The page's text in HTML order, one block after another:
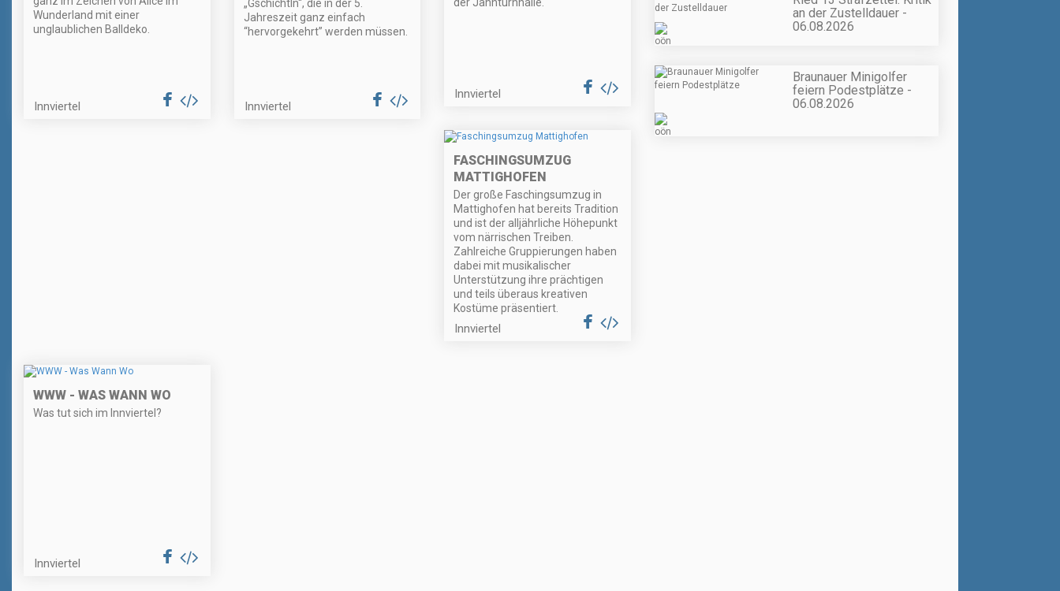
Wunderland mit einer
unglaublichen Balldeko.
Innviertel
„Gschichtln“, die in der 5.
Jahreszeit ganz einfach
“hervorgekehrt” werden müssen.
Innviertel
Innviertel
FASCHINGSUMZUG
MATTIGHOFEN
Der große Faschingsumzug in
Mattighofen hat bereits Tradition
und ist der alljährliche Höhepunkt
vom närrischen Treiben.
Zahlreiche Gruppierungen haben
dabei mit musikalischer
Unterstützung ihre prächtigen
und teils überaus kreativen
Kostüme präsentiert.
Innviertel
WWW - WAS WANN WO
Was tut sich im Innviertel?
Innviertel
an der Zustelldauer -
06.08.2026
Braunauer Minigolfer
feiern Podestplätze -
06.08.2026